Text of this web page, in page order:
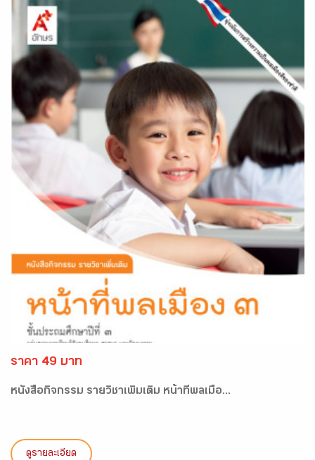
ราคา 49 บาท
หนังสือกิจกรรม รายวิชาเพิ่มเติม หน้าที่พลเมือ...
ดูรายละเอียด